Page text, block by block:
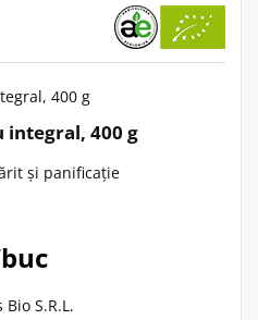
integral, 400 g
și panificație
Bio S.R.L.